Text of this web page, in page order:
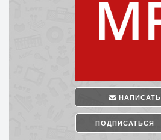
НАПИСАТЬ
ПОДПИСАТЬСЯ